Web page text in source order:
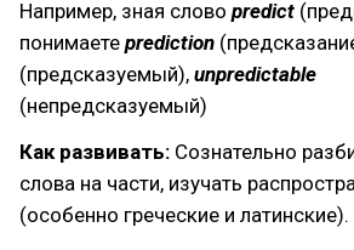
Например, зная слово predict
понимаете prediction
(предсказуемый), unpredictable
(непредсказуемый)
Как развивать: Сознательно
слова на части, изучать
(особенно греческие и латинские).